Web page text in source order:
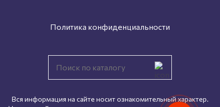
Политика конфиденциальности
Вся информация на сайте носит ознакомительный характер.